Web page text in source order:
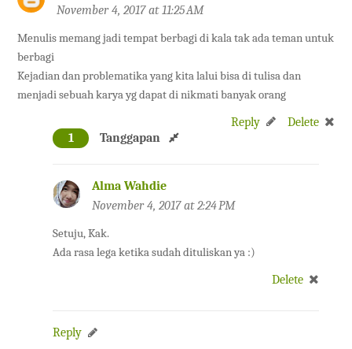
November 4, 2017 at 11:25 AM
Menulis memang jadi tempat berbagi di kala tak ada teman untuk
berbagi
Kejadian dan problematika yang kita lalui bisa di tulisa dan
menjadi sebuah karya yg dapat di nikmati banyak orang
Reply
Delete
1
Tanggapan
Alma Wahdie
November 4, 2017 at 2:24 PM
Setuju, Kak.
Ada rasa lega ketika sudah dituliskan ya :)
Delete
Reply